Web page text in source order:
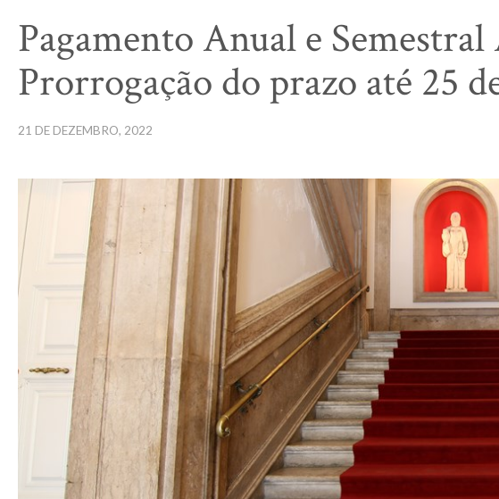
Pagamento Anual e
Prorrogação do prazo até 25
21 DE DEZEMBRO, 2022